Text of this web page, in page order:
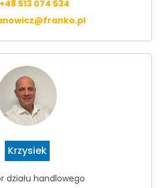
+48 513 074 534
Krzysiek
działu handlowego